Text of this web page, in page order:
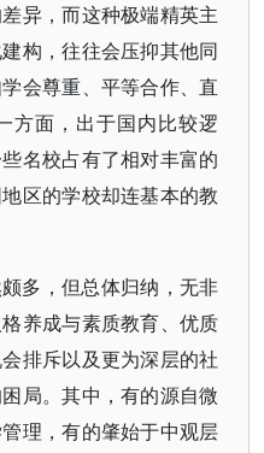
异，而这种极端精英主
构，往往会压抑其他同
会尊重、平等合作、直
方面，出于国内比较逻
名校占有了相对丰富的
区的学校却连基本的教
多，但总体归纳，无非
养成与素质教育、优质
排斥以及更为深层的社
局。其中，有的源自微
理，有的肇始于中观层